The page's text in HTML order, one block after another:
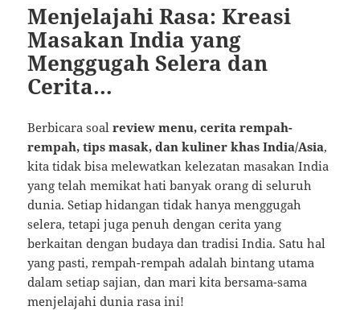
Menjelajahi Rasa: Kreasi
Masakan India yang
Menggugah Selera dan
Cerita…
Berbicara soalreview menu, cerita rempah-
rempah, tips masak, dan kuliner khas India/Asia,
kita tidak bisa melewatkan kelezatan masakan India
yang telah memikat hati banyak orang di seluruh
dunia. Setiap hidangan tidak hanya menggugah
selera, tetapi juga penuh dengan cerita yang
berkaitan dengan budaya dan tradisi India. Satu hal
yang pasti, rempah-rempah adalah bintang utama
dalam setiap sajian, dan mari kita bersama-sama
menjelajahi dunia rasa ini!